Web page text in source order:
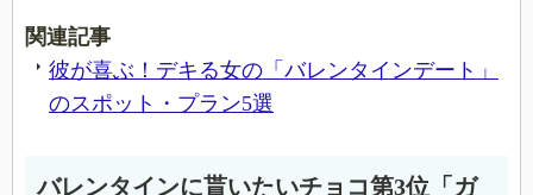
関連記事
彼が喜ぶ！デキる女の「バレンタインデート」
のスポット・プラン5選
バレンタインに貰いたいチョコ第3位「ガ